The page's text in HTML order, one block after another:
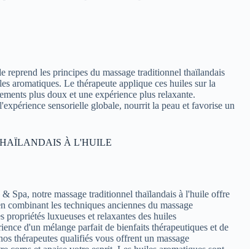
reprend les principes du massage traditionnel thaïlandais
aromatiques. Le thérapeute applique ces huiles sur la
plus doux et une expérience plus relaxante.
sensorielle globale, nourrit la peau et favorise un
À L'HUILE
Spa, notre massage traditionnel thaïlandais à l'huile offre
combinant les techniques anciennes du massage
propriétés luxueuses et relaxantes des huiles
d'un mélange parfait de bienfaits thérapeutiques et de
thérapeutes qualifiés vous offrent un massage